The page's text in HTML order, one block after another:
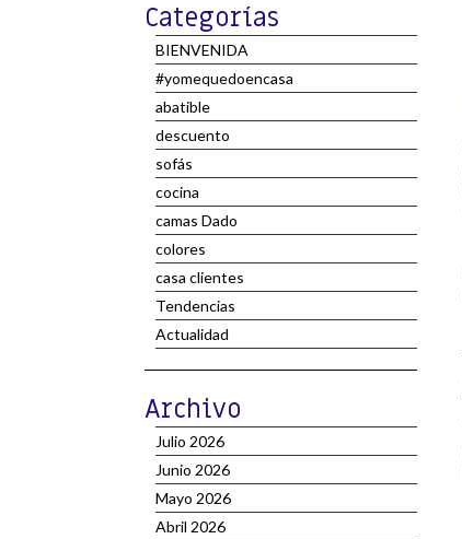
Categorías
BIENVENIDA
#yomequedoencasa
abatible
descuento
sofás
cocina
camas Dado
colores
casa clientes
Tendencias
Actualidad
Archivo
Julio 2026
Junio 2026
Mayo 2026
Abril 2026